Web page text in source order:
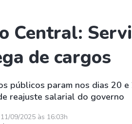
do momento
Índice
Selic
FIIs
XPML11
Central:
de cargos
públicos param nos dias 20
reajuste salarial do governo
09/2025 às 16:03h